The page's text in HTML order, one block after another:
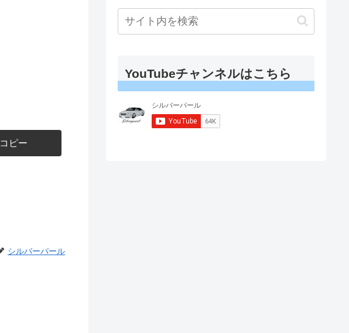
コピー
シルバーパール
YouTubeチャンネルはこちら